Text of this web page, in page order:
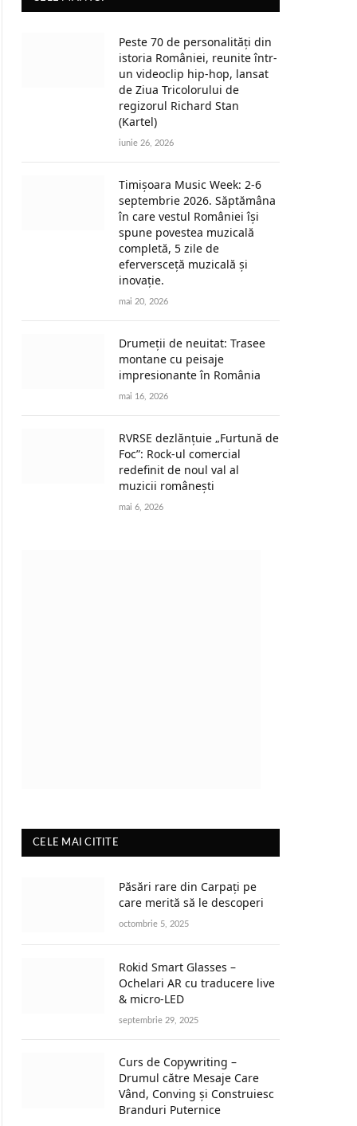
Peste 70 de personalități din
istoria României, reunite într-
un videoclip hip-hop, lansat
de Ziua Tricolorului de
regizorul Richard Stan
(Kartel)
iunie 26, 2026
Timișoara Music Week: 2-6
septembrie 2026. Săptămâna
în care vestul României își
spune povestea muzicală
completă, 5 zile de
eferversceță muzicală și
inovație.
mai 20, 2026
Drumeții de neuitat: Trasee
montane cu peisaje
impresionante în România
mai 16, 2026
RVRSE dezlănțuie „Furtună de
Foc”: Rock-ul comercial
redefinit de noul val al
muzicii românești
mai 6, 2026
CELE MAI CITITE
Păsări rare din Carpați pe
care merită să le descoperi
octombrie 5, 2025
Rokid Smart Glasses –
Ochelari AR cu traducere live
& micro-LED
septembrie 29, 2025
Curs de Copywriting –
Drumul către Mesaje Care
Vând, Conving și Construiesc
Branduri Puternice